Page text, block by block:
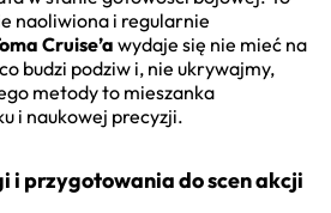
naoliwiona i regularnie
Cruise’awydaje się nie mieć na
budzi podziw i, nie ukrywajmy,
metody to mieszanka
i naukowej precyzji.
i przygotowania do scen akcji